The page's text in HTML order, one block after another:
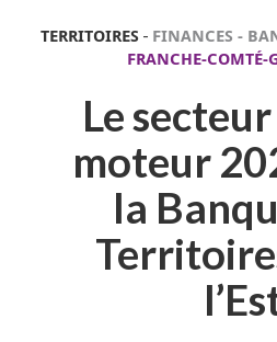
TERRITOIRES- FINANCES -
FRANCHE-COMTÉ-
Le
moteur
la